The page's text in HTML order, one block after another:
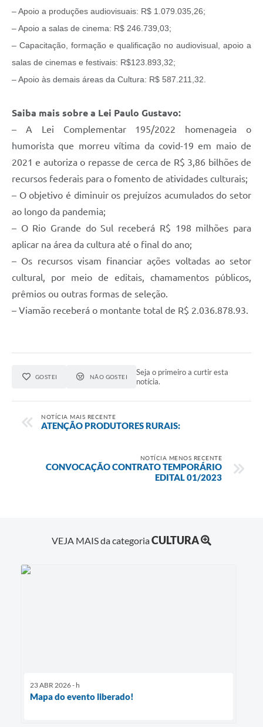
– Apoio a produções audiovisuais: R$ 1.079.035,26;
– Apoio a salas de cinema: R$ 246.739,03;
– Capacitação, formação e qualificação no audiovisual, apoio a
salas de cinemas e festivais: R$123.893,32;
– Apoio às demais áreas da Cultura: R$ 587.211,32.
Saiba mais sobre a Lei Paulo Gustavo:
– A Lei Complementar 195/2022 homenageia o
humorista que morreu vítima da covid-19 em maio de
2021 e autoriza o repasse de cerca de R$ 3,86 bilhões de
recursos federais para o fomento de atividades culturais;
– O objetivo é diminuir os prejuízos acumulados do setor
ao longo da pandemia;
– O Rio Grande do Sul receberá R$ 198 milhões para
aplicar na área da cultura até o final do ano;
– Os recursos visam financiar ações voltadas ao setor
cultural, por meio de editais, chamamentos públicos,
prêmios ou outras formas de seleção.
– Viamão receberá o montante total de R$ 2.036.878.93.
GOSTEI NÃO GOSTEI
Seja o primeiro a curtir esta
notícia.
NOTÍCIA MAIS RECENTE
ATENÇÃO PRODUTORES RURAIS:
NOTÍCIA MENOS RECENTE
CONVOCAÇÃO CONTRATO TEMPORÁRIO
EDITAL 01/2023
VEJA MAIS da categoriaCULTURA
23 ABR 2026 - h
Mapa do evento liberado!